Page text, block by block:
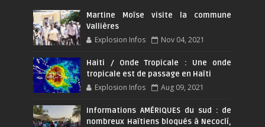
Martine Moïse visite la commune
Vallières
Explosion Infos Nov 04, 2021
Haiti / Onde Tropicale : Une onde
tropicale est de passage en Haïti
Explosion Infos Aug 09, 2021
Informations AMÉRIQUES du sud : de
nombreux Haïtiens bloqués à Necoclí,